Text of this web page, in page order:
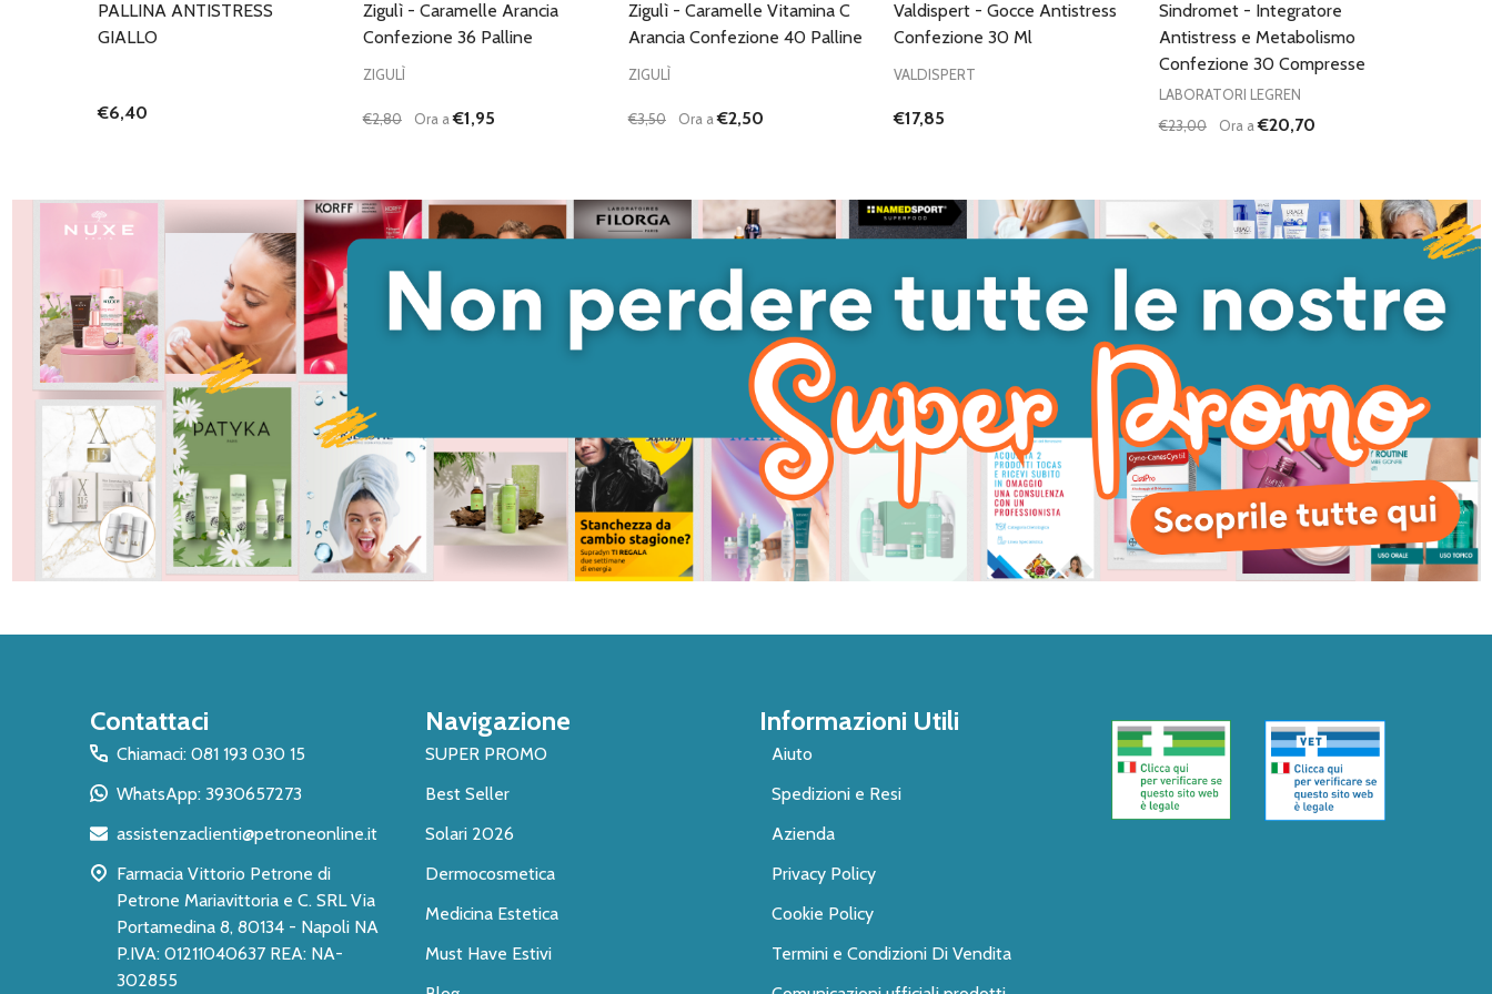
PALLINA ANTISTRESS
GIALLO
€6,40
Zigulì - Caramelle Arancia
Confezione 36 Palline
ZIGULÌ
€2,80 Ora a€1,95
Zigulì - Caramelle Vitamina C
Arancia Confezione 40 Palline
ZIGULÌ
€3,50 Ora a€2,50
Valdispert - Gocce Antistress
Confezione 30 Ml
VALDISPERT
€17,85
Sindromet - Integratore
Antistress e Metabolismo
Confezione 30 Compresse
LABORATORI LEGREN
€23,00
Ora a€20,70
Contattaci
Chiamaci: 081 193 030 15
WhatsApp: 3930657273
assistenzaclienti@petroneonline.it
Farmacia Vittorio Petrone di
Petrone Mariavittoria e C. SRL Via
Portamedina 8, 80134 - Napoli NA
P.IVA: 01211040637 REA: NA-
302855
Navigazione
SUPER PROMO
Best Seller
Solari 2026
Dermocosmetica
Medicina Estetica
Must Have Estivi
Informazioni Utili
Aiuto
Spedizioni e Resi
Azienda
Privacy Policy
Cookie Policy
Termini e Condizioni Di Vendita